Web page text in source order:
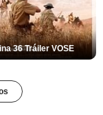
36 Tráiler VOSE